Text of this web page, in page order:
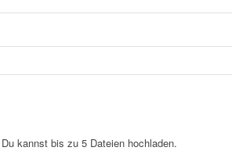
Du kannst bis zu 5 Dateien hochladen.